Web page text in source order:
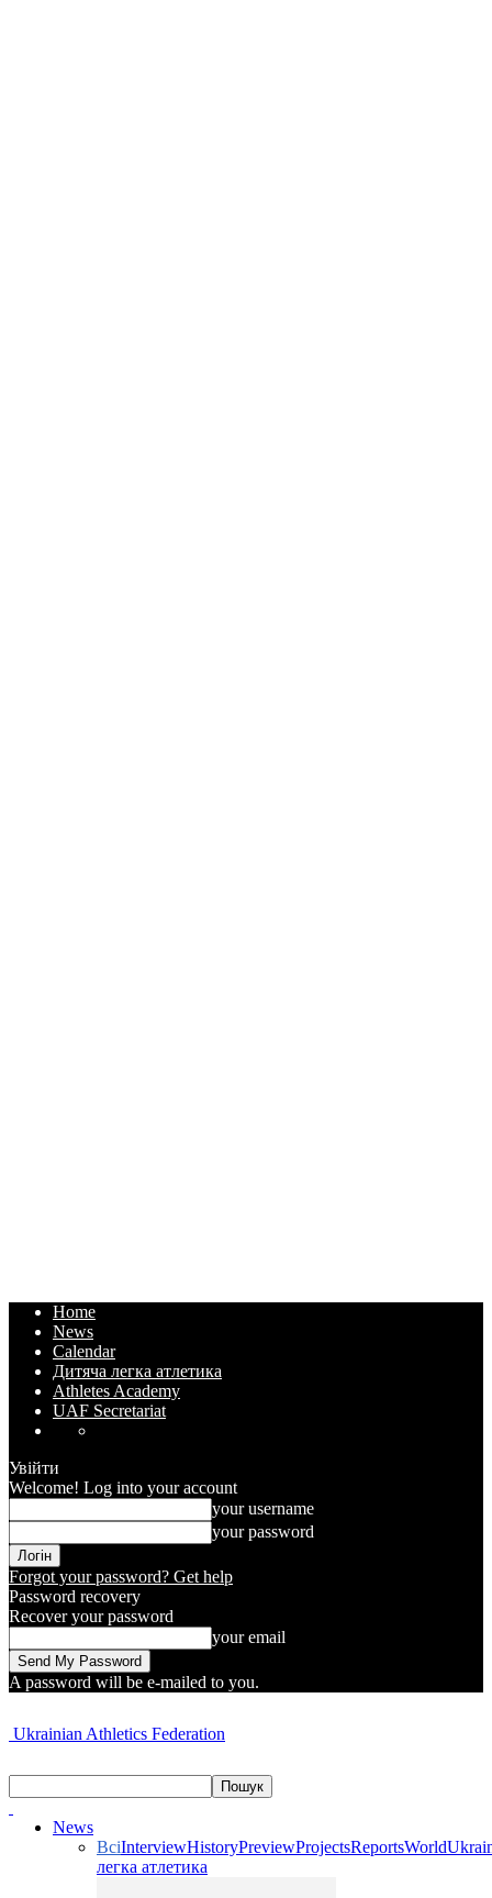
Home
News
Calendar
Дитяча легка атлетика
Athletes Academy
UAF Secretariat
Увійти
Welcome! Log into your account
your username
your password
Forgot your password? Get help
Password recovery
Recover your password
your email
A password will be e-mailed to you.
Ukrainian Athletics Federation
News
ВсіInterviewHistoryPreviewProjectsReportsWorld
легка атлетика